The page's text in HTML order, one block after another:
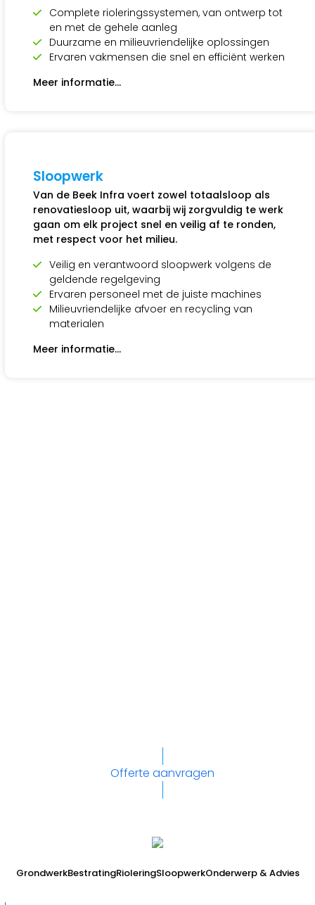
Complete rioleringssystemen, van ontwerp tot
en met de gehele aanleg
Duurzame en milieuvriendelijke oplossingen
Ervaren vakmensen die snel en efficiënt werken
Meer informatie…
Sloopwerk
Van de Beek Infra voert zowel totaalsloop als
renovatiesloop uit, waarbij wij zorgvuldig te werk
gaan om elk project snel en veilig af te ronden,
met respect voor het milieu.
Veilig en verantwoord sloopwerk volgens de
geldende regelgeving
Ervaren personeel met de juiste machines
Milieuvriendelijke afvoer en recycling van
materialen
Meer informatie…
Offerte aanvragen
GrondwerkBestratingRioleringSloopwerkOnderwerp & Advies